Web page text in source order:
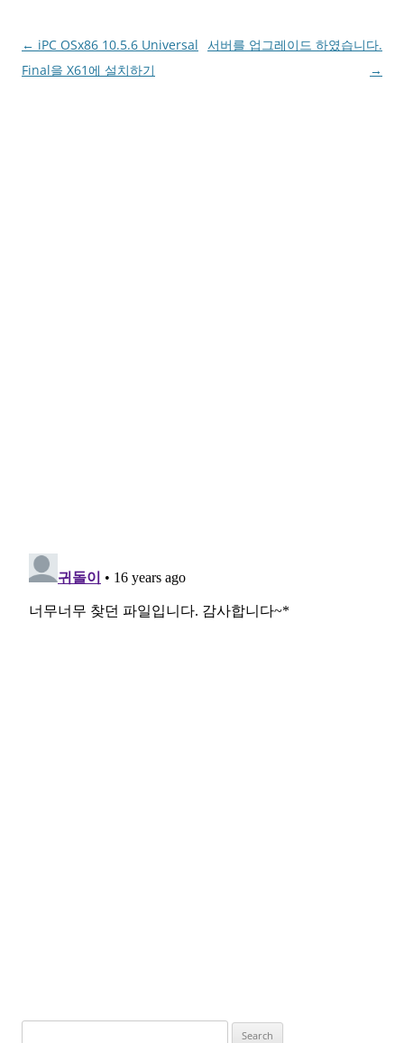
Post
navigation
← iPC OSx86 10.5.6 Universal
Final을 X61에 설치하기
서버를 업그레이드 하였습니다.
→